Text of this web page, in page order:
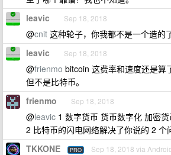
leavic Sep 18, 2018
@cnit 这种轮子，你我都不是一个造的
leavic Sep 18, 2018
@frienmo bitcoin 这费率和速度还是算
但不是比特币。
frienmo Sep 18, 2018
@leavic 1 数字货币 货币数字化 加密
2 比特币的闪电网络解决了你说的 2 个
TKKONE PRO Sep 18, 2018 via